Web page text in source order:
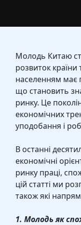
Молодь Китаю
розвиток країни
населенням має
що становить
ринку. Це
економічних
уподобання і
В останні
економічні
ринку праці,
цій статті ми
також які
1. Молодь як